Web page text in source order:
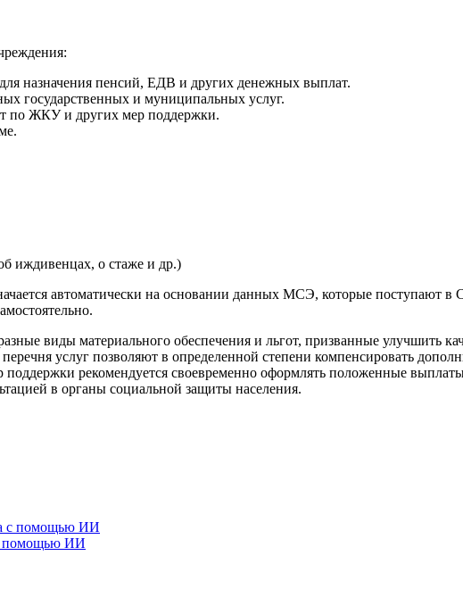
назначения пенсий, ЕДВ и других денежных выплат.
государственных и муниципальных услуг.
по ЖКУ и других мер поддержки.
иждивенцах, о стаже и др.)
автоматически на основании данных МСЭ, которые поступают в
виды материального обеспечения и льгот, призванные улучшить
услуг позволяют в определенной степени компенсировать
рекомендуется своевременно оформлять положенные
в органы социальной защиты населения.
с помощью ИИ